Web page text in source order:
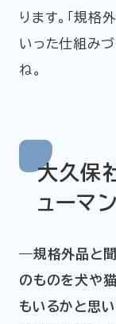
ります。「規格
いった仕組み
ね。
大久保
ューマ
―規格外品と聞
のものを犬や
もいるかと思